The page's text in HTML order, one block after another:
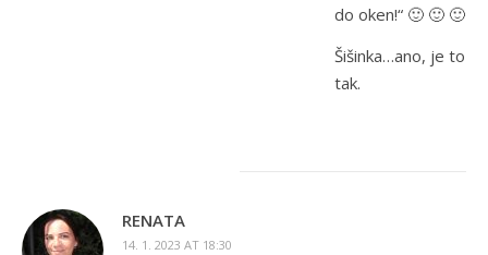
do oken!“ 🙂 🙂 🙂
Šišinka…ano, je to
tak.
RENATA
14. 1. 2023 AT 18:30